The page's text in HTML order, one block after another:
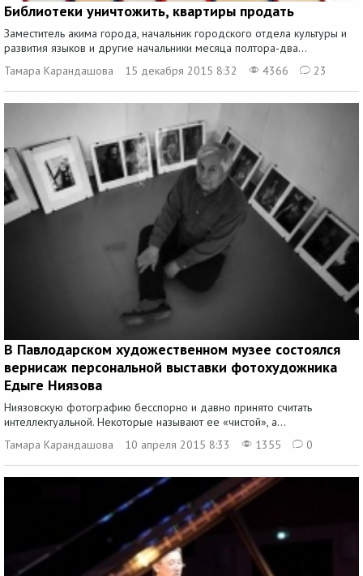
Библиотеки уничтожить, квартиры продать
Заместитель акима города, начальник городского отдела культуры и
развития языков и другие начальники месяца полтора-два...
Тамара Карандашова
15 декабря 2015 8:32 4366 23
В Павлодарском художественном музее состоялся
вернисаж персональной выставки фотохудожника
Едыге Ниязова
Ниязовскую фотографию бесспорно и давно принято считать
интеллектуальной. Некоторые называют ее «чистой», а...
Тамара Карандашова
10 апреля 2015 8:33 1355 0